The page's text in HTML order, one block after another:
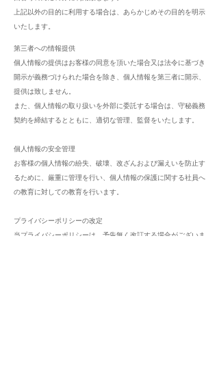
上記以外の目的に利用する場合は、あらかじめその目的を明示
いたします。
第三者への情報提供
個人情報の提供はお客様の同意を頂いた場合又は法令に基づき
開示が義務づけられた場合を除き、個人情報を第三者に開示、
提供は致しません。
また、個人情報の取り扱いを外部に委託する場合は、守秘義務
契約を締結するとともに、適切な管理、監督をいたします。
個人情報の安全管理
お客様の個人情報の紛失、破壊、改ざんおよび漏えいを防止す
るために、厳重に管理を行い、個人情報の保護に関する社員へ
の教育に対しての教育を行います。
プライバシーポリシーの改定
当プライバシーポリシーは、 予告無く改訂する場合がございま